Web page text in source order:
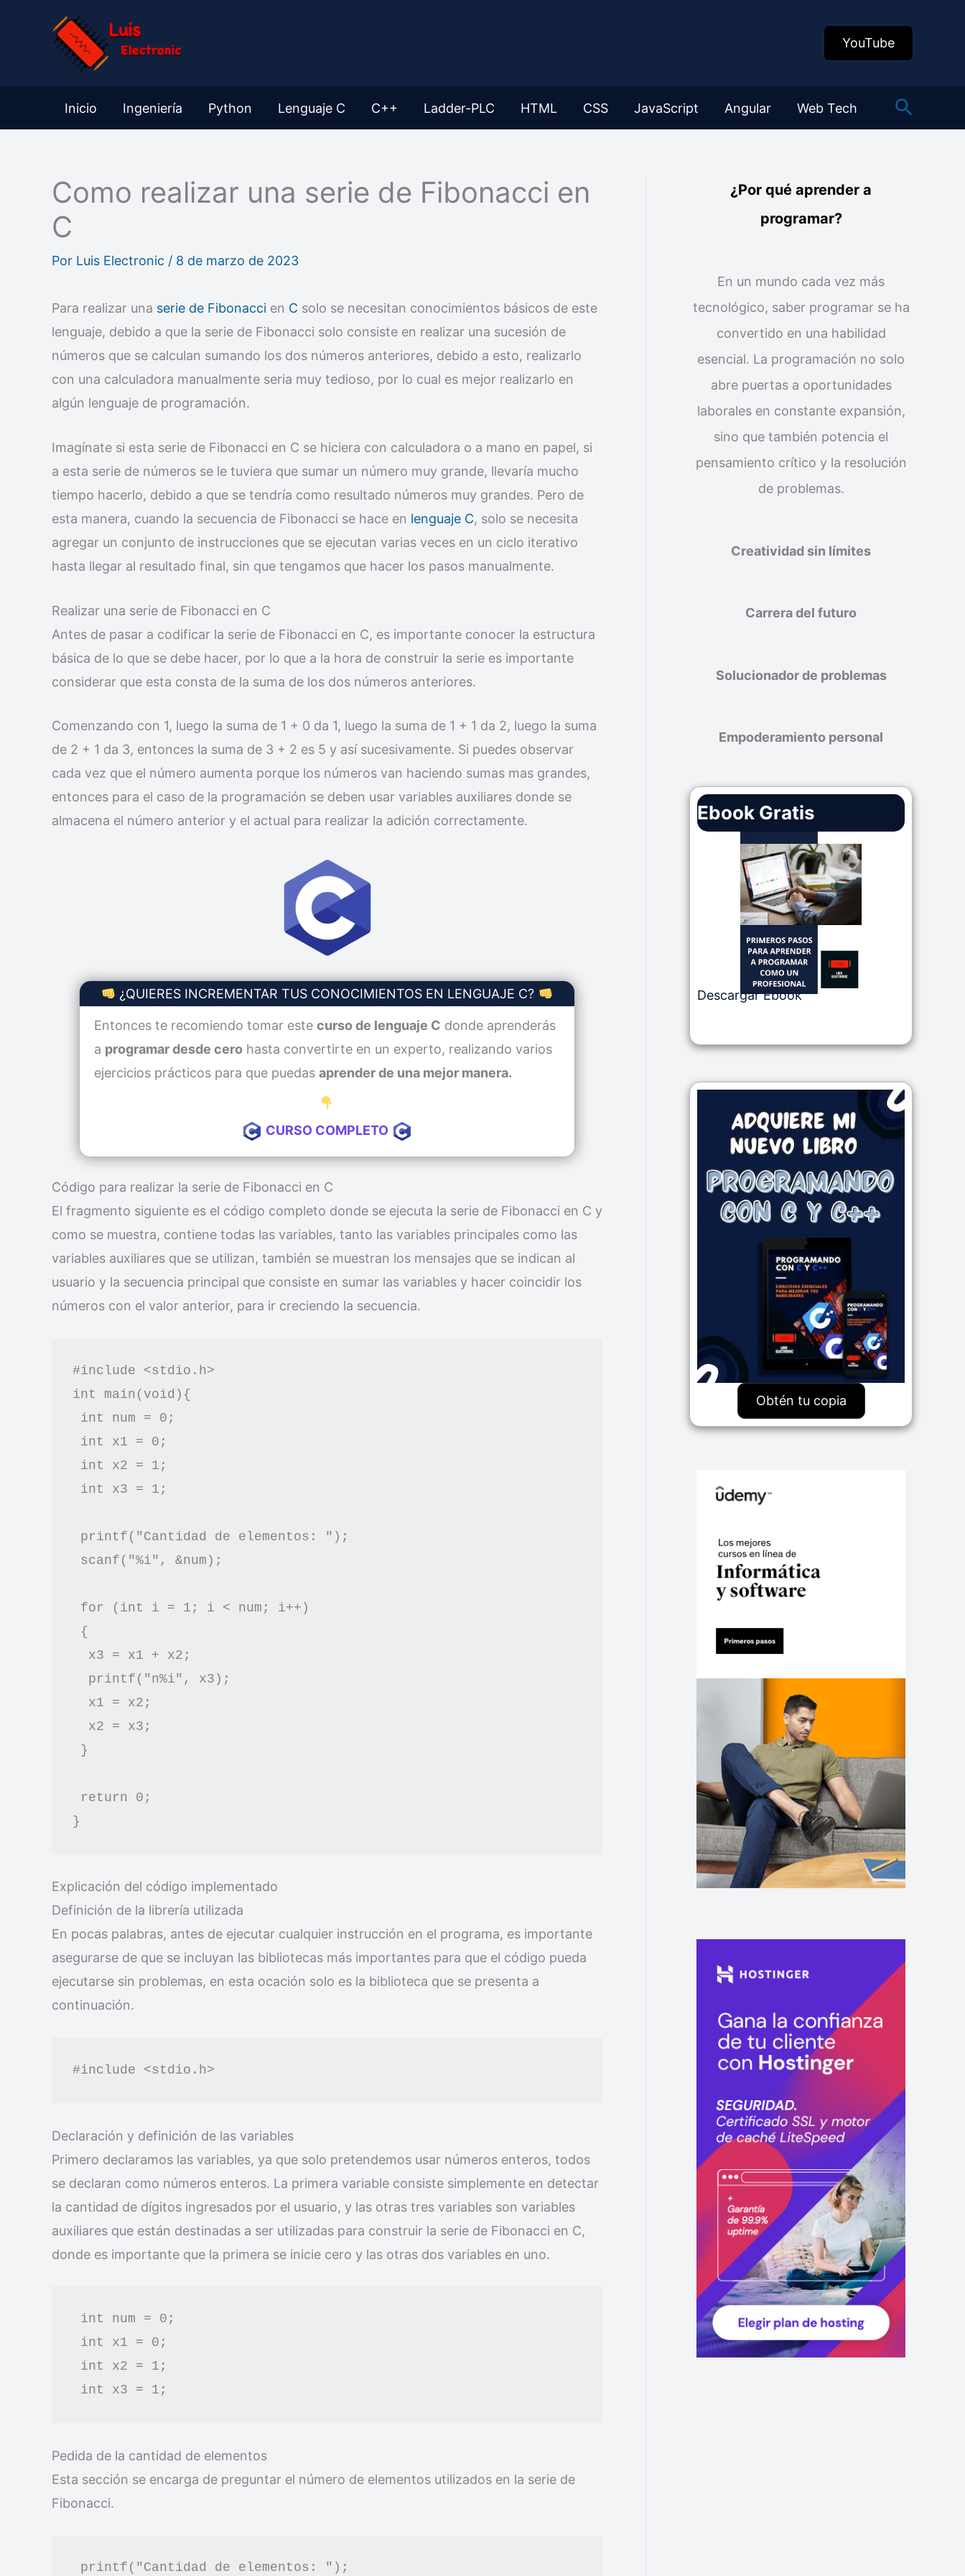
YouTube
Inicio Ingeniería Python Lenguaje C C++ Ladder-PLC HTML CSS JavaScript Angular Web Tech Buscar
Como realizar una serie de Fibonacci en
C
Por Luis Electronic / 8 de marzo de 2023
Para realizar una serie de Fibonacci en C solo se necesitan conocimientos básicos de este
lenguaje, debido a que la serie de Fibonacci solo consiste en realizar una sucesión de
números que se calculan sumando los dos números anteriores, debido a esto, realizarlo
con una calculadora manualmente seria muy tedioso, por lo cual es mejor realizarlo en
algún lenguaje de programación.
Imagínate si esta serie de Fibonacci en C se hiciera con calculadora o a mano en papel, si
a esta serie de números se le tuviera que sumar un número muy grande, llevaría mucho
tiempo hacerlo, debido a que se tendría como resultado números muy grandes. Pero de
esta manera, cuando la secuencia de Fibonacci se hace en lenguaje C, solo se necesita
agregar un conjunto de instrucciones que se ejecutan varias veces en un ciclo iterativo
hasta llegar al resultado final, sin que tengamos que hacer los pasos manualmente.
Realizar una serie de Fibonacci en C
Antes de pasar a codificar la serie de Fibonacci en C, es importante conocer la estructura
básica de lo que se debe hacer, por lo que a la hora de construir la serie es importante
considerar que esta consta de la suma de los dos números anteriores.
Comenzando con 1, luego la suma de 1 + 0 da 1, luego la suma de 1 + 1 da 2, luego la suma
de 2 + 1 da 3, entonces la suma de 3 + 2 es 5 y así sucesivamente. Si puedes observar
cada vez que el número aumenta porque los números van haciendo sumas mas grandes,
entonces para el caso de la programación se deben usar variables auxiliares donde se
almacena el número anterior y el actual para realizar la adición correctamente.
¿QUIERES INCREMENTAR TUS CONOCIMIENTOS EN LENGUAJE C?
Entonces te recomiendo tomar estecurso de lenguaje C donde aprenderás
a programar desde cero hasta convertirte en un experto, realizando varios
ejercicios prácticos para que puedasaprender de una mejor manera.
CURSO COMPLETO
Código para realizar la serie de Fibonacci en C
El fragmento siguiente es el código completo donde se ejecuta la serie de Fibonacci en C y
como se muestra, contiene todas las variables, tanto las variables principales como las
variables auxiliares que se utilizan, también se muestran los mensajes que se indican al
usuario y la secuencia principal que consiste en sumar las variables y hacer coincidir los
números con el valor anterior, para ir creciendo la secuencia.
#include <stdio.h>
int main(void){
int num = 0;
int x1 = 0;
int x2 = 1;
int x3 = 1;
printf("Cantidad de elementos: ");
scanf("%i", &num);
for (int i = 1; i < num; i++)
{
  x3 = x1 + x2;
  printf("n%i", x3);
  x1 = x2;
  x2 = x3;
}
return 0;
}
Explicación del código implementado
Definición de la librería utilizada
En pocas palabras, antes de ejecutar cualquier instrucción en el programa, es importante
asegurarse de que se incluyan las bibliotecas más importantes para que el código pueda
ejecutarse sin problemas, en esta ocación solo es la biblioteca que se presenta a
continuación.
#include <stdio.h>
Declaración y definición de las variables
Primero declaramos las variables, ya que solo pretendemos usar números enteros, todos
se declaran como números enteros. La primera variable consiste simplemente en detectar
la cantidad de dígitos ingresados ​​por el usuario, y las otras tres variables son variables
auxiliares que están destinadas a ser utilizadas para construir la serie de Fibonacci en C,
donde es importante que la primera se inicie cero y las otras dos variables en uno.
int num = 0;
int x1 = 0;
int x2 = 1;
int x3 = 1;
Pedida de la cantidad de elementos
Esta sección se encarga de preguntar el número de elementos utilizados en la serie de
Fibonacci.
printf("Cantidad de elementos: ");
¿Por qué aprender a
programar?
En un mundo cada vez más
tecnológico, saber programar se ha
convertido en una habilidad
esencial. La programación no solo
abre puertas a oportunidades
laborales en constante expansión,
sino que también potencia el
pensamiento crítico y la resolución
de problemas.
Creatividad sin límites
Carrera del futuro
Solucionador de problemas
Empoderamiento personal
Ebook Gratis
Descargar Ebook
Obtén tu copia